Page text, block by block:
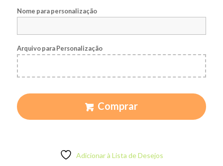
Nome para personalização
Arquivo para Personalização
Comprar
Adicionar à Lista de Desejos